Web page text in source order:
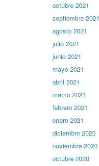
octubre 2021
septiembre 2021
agosto 2021
julio 2021
junio 2021
mayo 2021
abril 2021
marzo 2021
febrero 2021
enero 2021
diciembre 2020
noviembre 2020
octubre 2020